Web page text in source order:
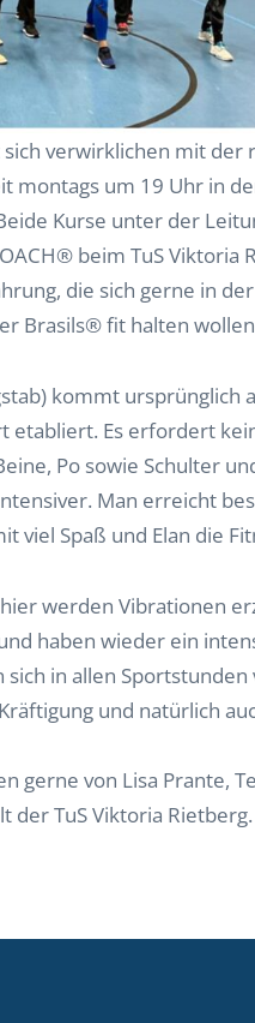
sich verwirklichen mit
montags um 19 Uhr in
Kurse unter der
beim TuS Viktoria
die sich gerne in
Brasils® fit halten
kommt ursprünglich
Es erfordert
Po sowie Schulter
Man erreicht
viel Spaß und Elan die
werden Vibrationen
haben wieder ein
in allen
und natürlich
gerne von Lisa Prante,
TuS Viktoria